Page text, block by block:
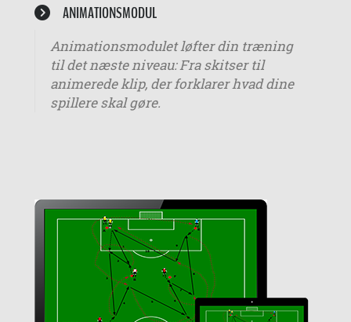
ANIMATIONSMODUL
Animationsmodulet løfter din træning
til det næste niveau: Fra skitser til
animerede klip, der forklarer hvad dine
spillere skal gøre.